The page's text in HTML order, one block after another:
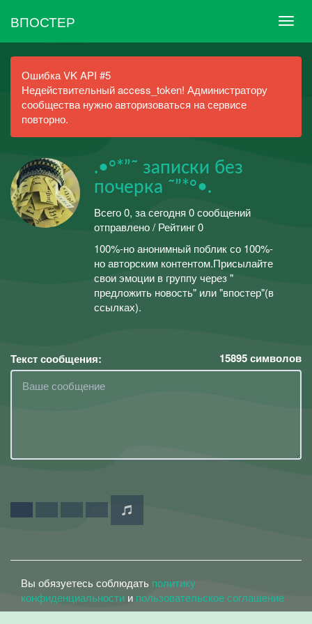
ВПОСТЕР
Ошибка VK API #5
Недействительный access_token! Администратору
сообщества нужно авторизоваться на сервисе
повторно.
.•°*”˜ записки без
почерка ˜”*°•.
Всего 0, за сегодня 0 сообщений
отправлено / Рейтинг 0
100%-но анонимный поблик со 100%-
но авторским контентом.Присылайте
свои эмоции в группу через "
предложить новость" или "впостер"(в
ссылках).
Текст сообщения: 15895символов
Вы обязуетесь соблюдать политику
конфиденциальности и пользовательское соглашение